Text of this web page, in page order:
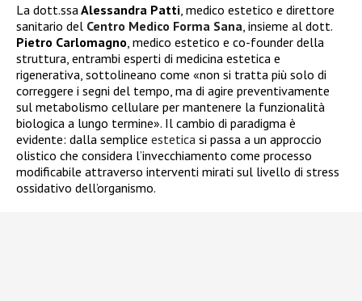
La dott.ssa Alessandra Patti , medico estetico e direttore
sanitario del Centro Medico Forma Sana , insieme al dott.
Pietro Carlomagno , medico estetico e co-founder della
struttura, entrambi esperti di medicina estetica e
rigenerativa, sottolineano come «non si tratta più solo di
correggere i segni del tempo, ma di agire preventivamente
sul metabolismo cellulare per mantenere la funzionalità
biologica a lungo termine». Il cambio di paradigma è
evidente: dalla semplice estetica si passa a un approccio
olistico che considera l’invecchiamento come processo
modificabile attraverso interventi mirati sul livello di stress
ossidativo dell’organismo.